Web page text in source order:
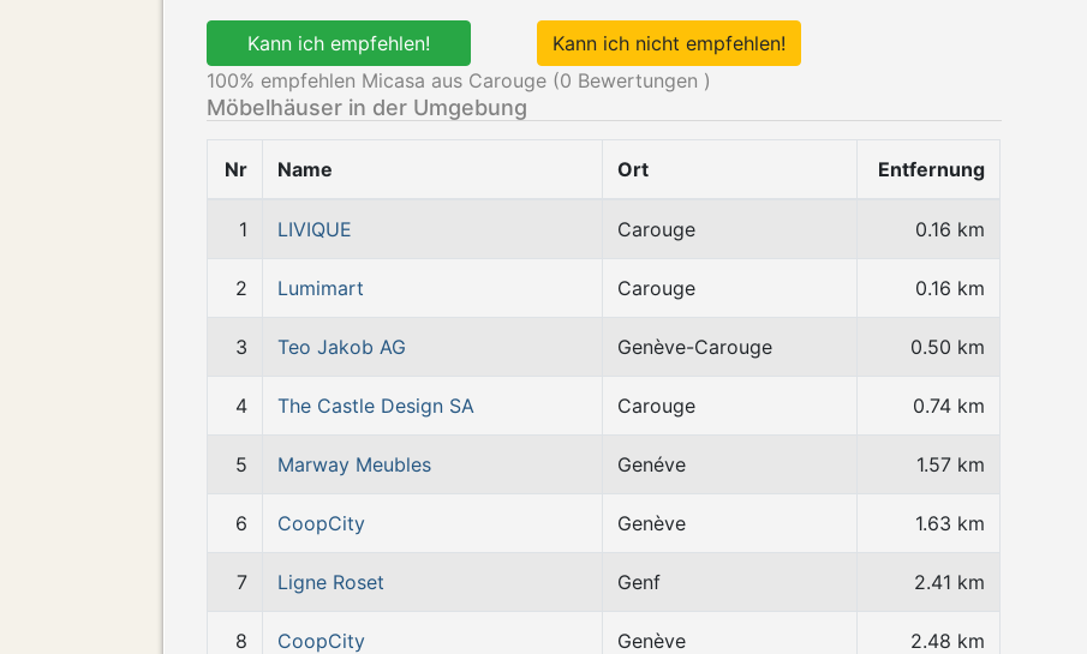
Kann ich empfehlen!
Kann ich nicht empfehlen!
100% empfehlen Micasa aus Carouge (0 Bewertungen )
Möbelhäuser in der Umgebung
Nr Name Ort Entfernung
1 LIVIQUE Carouge 0.16 km
2 Lumimart Carouge 0.16 km
3 Teo Jakob AG Genève-Carouge 0.50 km
4 The Castle Design SA Carouge 0.74 km
5 Marway Meubles Genéve 1.57 km
6 CoopCity Genève 1.63 km
7 Ligne Roset Genf 2.41 km
8 CoopCity Genève 2.48 km